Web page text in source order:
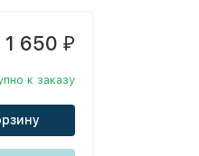
1 650 ₽
к заказу